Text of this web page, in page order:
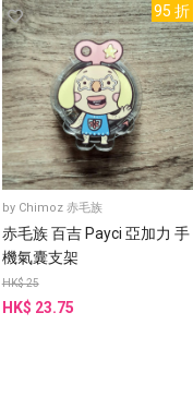
95 折
by Chimoz 赤毛族
赤毛族 百吉 Payci 亞加力 手
機氣囊支架
HK$ 25
HK$ 23.75